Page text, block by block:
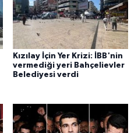
Kızılay İçin Yer Krizi: İBB'nin
vermediği yeri Bahçelievler
Belediyesi verdi